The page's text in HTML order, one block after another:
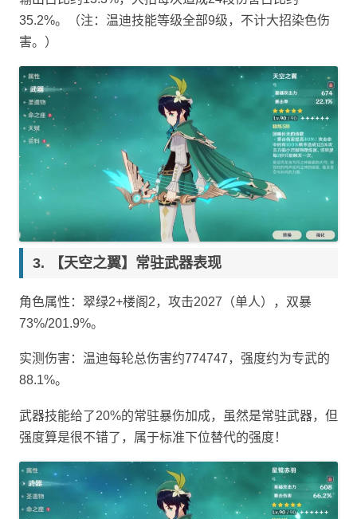
35.2%。（注：温迪技能等级全部9级，不计大招染色伤
害。）
【天空之翼】常驻武器表现
角色属性：翠绿2+楼阁2，攻击2027（单人），双暴
73%/201.9%。
实测伤害：温迪每轮总伤害约774747，强度约为专武的
88.1%。
武器技能给了20%的常驻暴伤加成，虽然是常驻武器，但
强度算是很不错了，属于标准下位替代的强度！